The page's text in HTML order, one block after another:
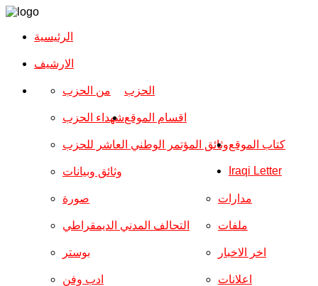
الرئيسية
الارشیف
الحزب من الحزب
شهداء الحزب
وثائق المؤتمر الوطني العاشر للحزب
وثائق وبيانات
اقسام الموقع
صورة
التحالف المدني الديمقراطي
بوستر
ادب وفن
مدارات
ملفات
اخر الاخبار
اعلانات
كتاب الموقع
Iraqi Letter